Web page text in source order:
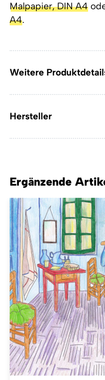
Malpapier, DIN A4
A4.
Weitere
Hersteller
Ergänzende